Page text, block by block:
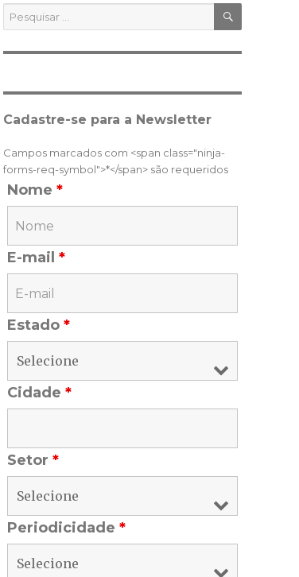
Pesquisar
por:
Cadastre-se para a Newsletter
Campos marcados com <span class="ninja-
forms-req-symbol">*</span> são requeridos
Nome *
E-mail *
Estado *
Cidade *
Setor *
Periodicidade *